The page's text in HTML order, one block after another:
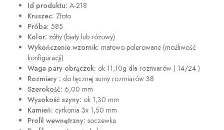
Id produktu: A-218
Kruszec: Złoto
Próba: 585
Kolor: żółty (biały lub różowy)
Wykończenie wzornik: matowo-polerowane (możliwość
konfiguracji)
Waga pary obrączek: ok 11,10g dla rozmiarów ( 14/24 )
Rozmiary : do łącznej sumy rozmiarów 38
Szerokość: 6,00 mm
Wysokość szyny: ok 1,30 mm
Kamień: cyrkonia 3x 1,50 mm
Profil wewnętrzny: soczewka